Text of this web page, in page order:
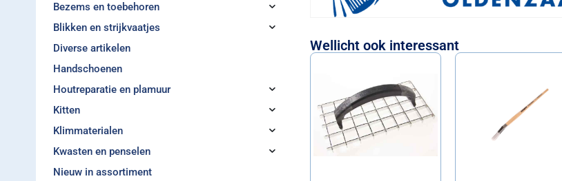
Bezems en toebehoren
Blikken en strijkvaatjes
Diverse artikelen
Handschoenen
Houtreparatie en plamuur
Kitten
Klimmaterialen
Kwasten en penselen
Nieuw in assortiment
Wellicht ook interessant